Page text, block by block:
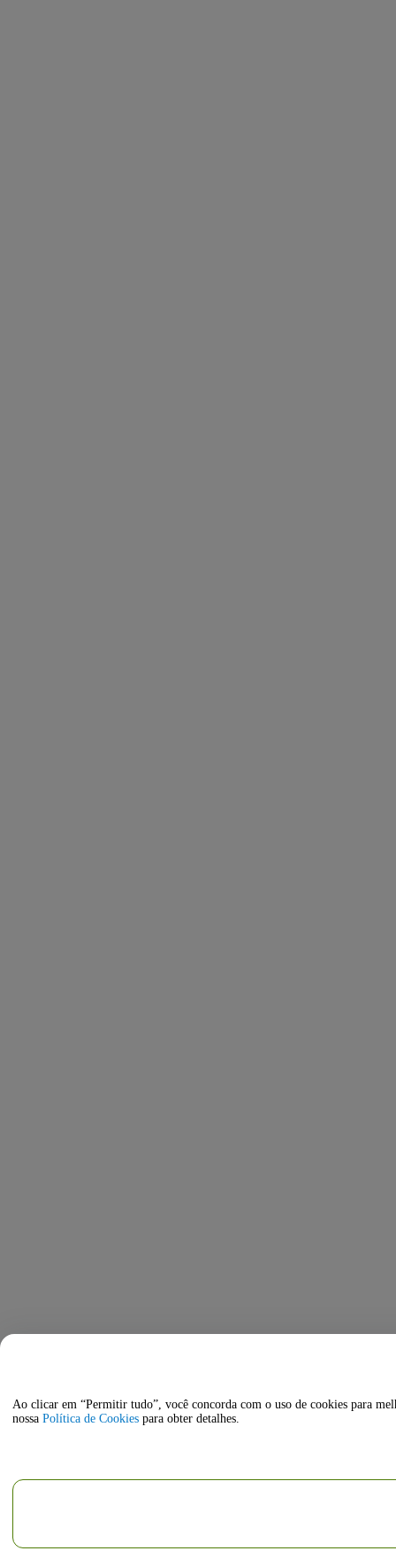
Ao clicar em “Permitir tudo”, você concorda com o uso de cookies para
nossa Política de Cookies para obter detalhes.